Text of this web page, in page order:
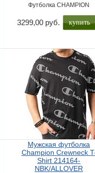
Футболка CHAMPION
3299,00 руб. купить
Мужская футболка
Champion Crewneck
Shirt 214164-
NBK/ALLOVER